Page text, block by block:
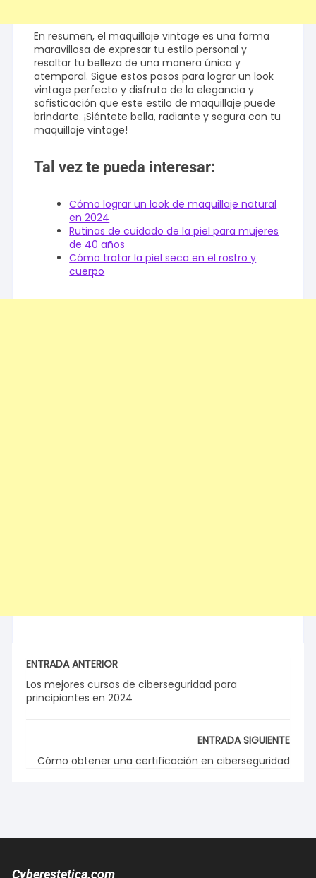
En resumen, el maquillaje vintage es una forma
maravillosa de expresar tu estilo personal y
resaltar tu belleza de una manera única y
atemporal. Sigue estos pasos para lograr un look
vintage perfecto y disfruta de la elegancia y
sofisticación que este estilo de maquillaje puede
brindarte. ¡Siéntete bella, radiante y segura con tu
maquillaje vintage!
Tal vez te pueda interesar:
Cómo lograr un look de maquillaje natural
en 2024
Rutinas de cuidado de la piel para mujeres
de 40 años
Cómo tratar la piel seca en el rostro y
cuerpo
ENTRADA ANTERIOR
Los mejores cursos de ciberseguridad para
principiantes en 2024
ENTRADA SIGUIENTE
Cómo obtener una certificación en ciberseguridad
Cyberestetica.com